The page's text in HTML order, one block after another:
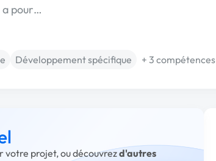
a pour…
Développement spécifique + 3 compétences
votre projet, ou découvrezd'autres